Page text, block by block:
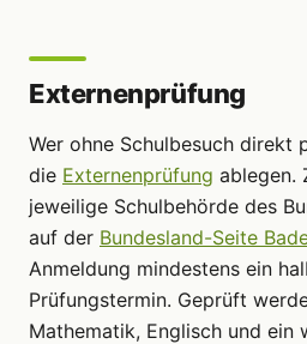
Externenprüfung
Wer ohne Schulbesuch direkt
die Externenprüfung ablegen.
jeweilige Schulbehörde des
auf der Bundesland-Seite
Anmeldung mindestens ein
Prüfungstermin. Geprüft
Mathematik, Englisch und ein